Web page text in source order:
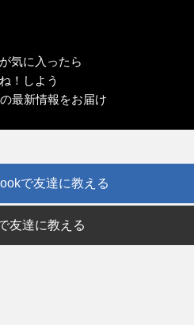
気に入ったら
！しよう
最新情報をお届け
で友達に教える
友達に教える